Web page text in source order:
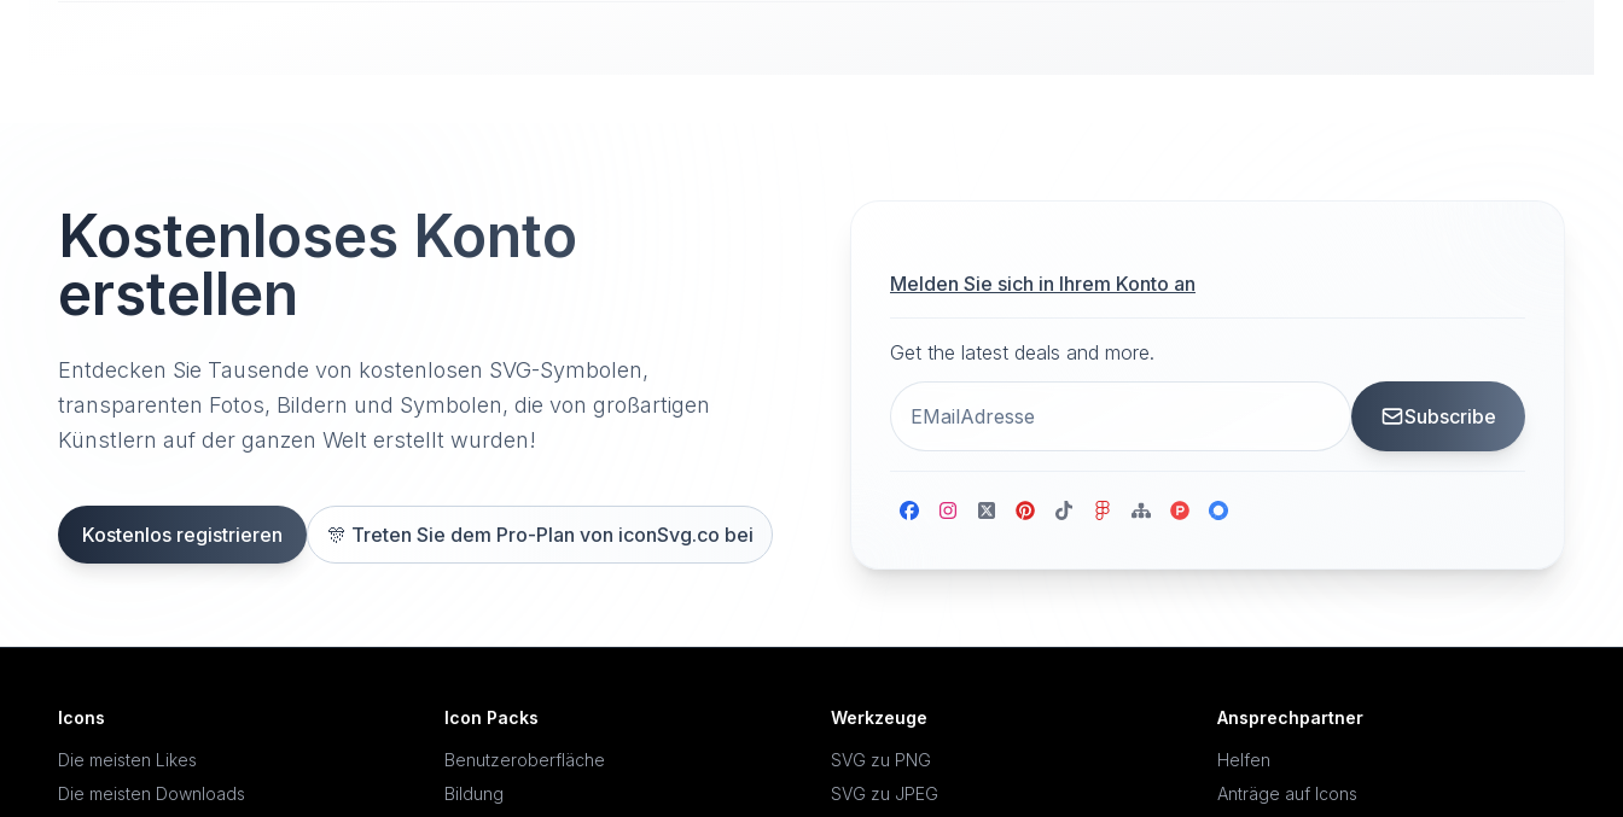
Kostenloses Konto
erstellen
Entdecken Sie Tausende von kostenlosen SVG-Symbolen,
transparenten Fotos, Bildern und Symbolen, die von großartigen
Künstlern auf der ganzen Welt erstellt wurden!
Kostenlos registrieren 🎊 Treten Sie dem Pro-Plan von iconSvg.co bei
Melden Sie sich in Ihrem Konto an
Get the latest deals and more.
Subscribe
Icons
Die meisten Likes
Die meisten Downloads
Icon Packs
Benutzeroberfläche
Bildung
Werkzeuge
SVG zu PNG
SVG zu JPEG
Ansprechpartner
Helfen
Anträge auf Icons